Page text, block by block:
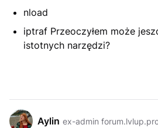
nload
iptraf Przeoczyłem może
istotnych narzędzi?
Aylin ex-admin